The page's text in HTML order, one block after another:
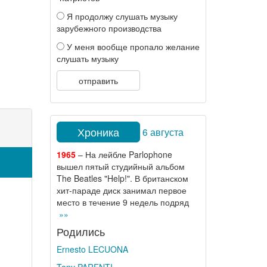
Я продолжу слушать музыку
зарубежного производства
У меня вообще пропало желание
слушать музыку
отправить
Хроника 6 августа
1965– На лейбле Parlophone
вышел пятый студийный альбом
The Beatles "Help!". В британском
хит-параде диск занимал первое
место в течение 9 недель подряд
»»
Родились
Ernesto LECUONA